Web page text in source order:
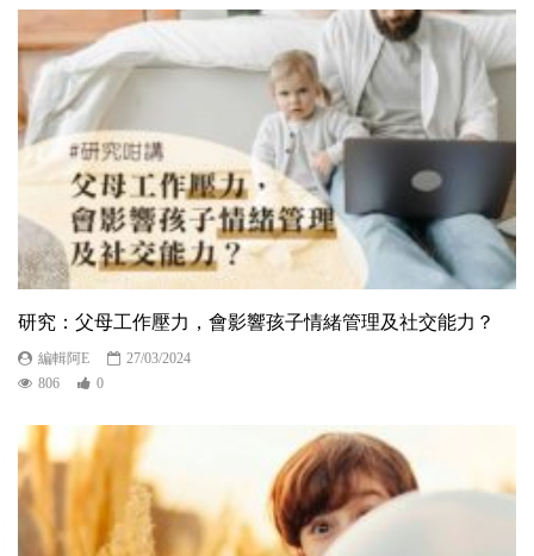
研究：父母工作壓力，會影響孩子情緒管理及社交能力？
編輯阿E
27/03/2024
806
0